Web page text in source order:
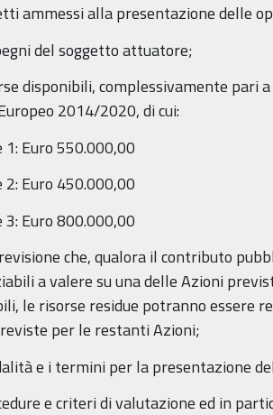
ammessi alla presentazione delle
del soggetto attuatore;
disponibili, complessivamente pari
2014/2020, di cui:
1: Euro 550.000,00
2: Euro 450.000,00
3: Euro 800.000,00
che, qualora il contributo
a valere su una delle Azioni
le risorse residue potranno essere
per le restanti Azioni;
e i termini per la presentazione
e criteri di valutazione ed in